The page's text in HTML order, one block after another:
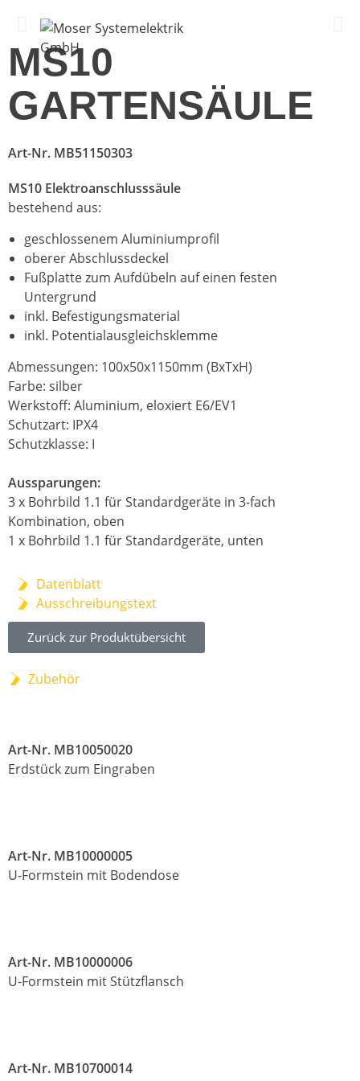
MS10
GARTENSÄULE
Art-Nr. MB51150303
MS10 Elektroanschlusssäule
bestehend aus:
geschlossenem Aluminiumprofil
oberer Abschlussdeckel
Fußplatte zum Aufdübeln auf einen festen
Untergrund
inkl. Befestigungsmaterial
inkl. Potentialausgleichsklemme
Abmessungen: 100x50x1150mm (BxTxH)
Farbe: silber
Werkstoff: Aluminium, eloxiert E6/EV1
Schutzart: IPX4
Schutzklasse: I
Aussparungen:
3 x Bohrbild 1.1 für Standardgeräte in 3-fach
Kombination, oben
1 x Bohrbild 1.1 für Standardgeräte, unten
Datenblatt
Ausschreibungstext
Zurück zur Produktübersicht
Zubehör
Art-Nr. MB10050020
Erdstück zum Eingraben
Art-Nr. MB10000005
U-Formstein mit Bodendose
Art-Nr. MB10000006
U-Formstein mit Stützflansch
Art-Nr. MB10700014